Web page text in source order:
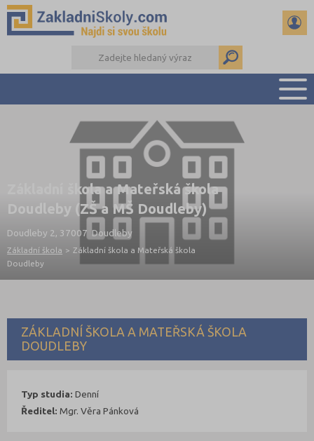
PŘEHLED ŠKOL
PŘIJÍMAČKY NA SŠ
RADY A ČLÁNKY
ČTENÁŘSKÝ DENÍK
DALŠÍ DRUHY ŠKOL
Základní škola a Mateřská škola
Doudleby (ZŠ a MŠ Doudleby)
Doudleby 2, 37007 Doudleby
Základní škola > Základní škola a Mateřská škola
Doudleby
ZÁKLADNÍ ŠKOLA A MATEŘSKÁ ŠKOLA
DOUDLEBY
Typ studia: Denní
Ředitel: Mgr. Věra Pánková